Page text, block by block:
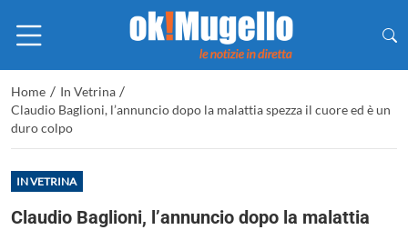
Home / In Vetrina /
Claudio Baglioni, l’annuncio dopo la malattia spezza il cuore ed è un
duro colpo
IN VETRINA
Claudio Baglioni, l’annuncio dopo la malattia